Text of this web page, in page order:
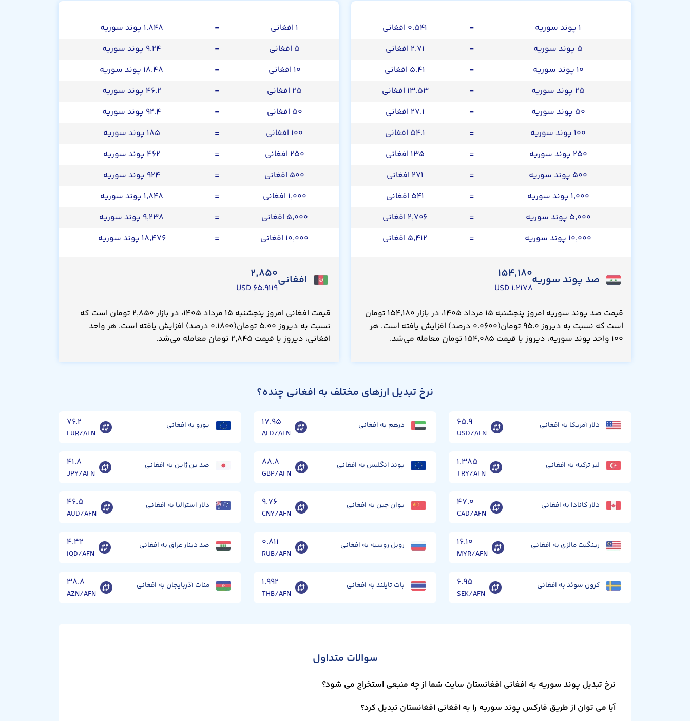
۱ پوند سوریه =
۰.۵۴۱ افغانی
۵ پوند سوریه
=
۲.۷۱ افغانی
۱۰ پوند سوریه
=
۵.۴۱ افغانی
۲۵ پوند سوریه
=
۱۳.۵۳ افغانی
۵۰ پوند سوریه
=
۲۷.۱ افغانی
۱۰۰ پوند سوریه
=
۵۴.۱ افغانی
۲۵۰ پوند سوریه
=
۱۳۵ افغانی
۵۰۰ پوند سوریه
=
۲۷۱ افغانی
۱,۰۰۰ پوند سوریه
=
۵۴۱ افغانی
۵,۰۰۰ پوند سوریه
=
۲,۷۰۶ افغانی
۱۰,۰۰۰ پوند سوریه
= ۵,۴۱۲ افغانی
صد پوند سوریه۱۵۴,۱۸۰
۱.۲۱۷۸ USD
قیمت صد پوند سوریه امروز پنجشنبه ۱۵ مرداد ۱۴۰۵، در بازار ۱۵۴,۱۸۰ تومان
است که نسبت به دیروز ۹۵.۰ تومان(۰.۰۶۰۰ درصد) افزایش یافته است. هر
۱۰۰ واحد پوند سوریه، دیروز با قیمت ۱۵۴,۰۸۵ تومان معامله می‌شد.
۱ افغانی =
۱.۸۴۸ پوند سوریه
۵ افغانی
=
۹.۲۴ پوند سوریه
۱۰ افغانی
=
۱۸.۴۸ پوند سوریه
۲۵ افغانی
=
۴۶.۲ پوند سوریه
۵۰ افغانی
=
۹۲.۴ پوند سوریه
۱۰۰ افغانی
=
۱۸۵ پوند سوریه
۲۵۰ افغانی
=
۴۶۲ پوند سوریه
۵۰۰ افغانی
=
۹۲۴ پوند سوریه
۱,۰۰۰ افغانی
=
۱,۸۴۸ پوند سوریه
۵,۰۰۰ افغانی
=
۹,۲۳۸ پوند سوریه
۱۰,۰۰۰ افغانی
= ۱۸,۴۷۶ پوند سوریه
افغانی۲,۸۵۰
۶۵.۹۱۱۹ USD
قیمت افغانی امروز پنجشنبه ۱۵ مرداد ۱۴۰۵، در بازار ۲,۸۵۰ تومان است که
نسبت به دیروز ۵.۰۰ تومان(۰.۱۸۰۰ درصد) افزایش یافته است. هر واحد
افغانی، دیروز با قیمت ۲,۸۴۵ تومان معامله می‌شد.
نرخ تبدیل ارزهای مختلف به افغانی چنده؟
دلار آمریکا به افغانی ۶۵.۹
USD/AFN
درهم به افغانی ۱۷.۹۵
AED/AFN
یورو به افغانی ۷۶.۲
EUR/AFN
لیر ترکیه به افغانی ۱.۳۸۵
TRY/AFN
پوند انگلیس به افغانی ۸۸.۸
GBP/AFN
صد ین ژاپن به افغانی ۴۱.۸
JPY/AFN
دلار کانادا به افغانی ۴۷.۰
CAD/AFN
یوان چین به افغانی ۹.۷۶
CNY/AFN
دلار استرالیا به افغانی ۴۶.۵
AUD/AFN
رینگیت مالزی به افغانی ۱۶.۱۰
MYR/AFN
روبل روسیه به افغانی ۰.۸۱۱
RUB/AFN
صد دینار عراق به افغانی ۴.۳۲
IQD/AFN
کرون سوئد به افغانی ۶.۹۵
SEK/AFN
بات تایلند به افغانی ۱.۹۹۲
THB/AFN
منات آذربایجان به افغانی ۳۸.۸
AZN/AFN
سوالات متداول
نرخ تبدیل پوند سوریه به افغانی افغانستان سایت شما از چه منبعی استخراج می شود؟
آیا می توان از طریق فارکس پوند سوریه را به افغانی افغانستان تبدیل کرد؟